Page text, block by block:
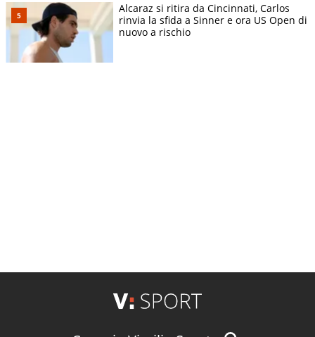
Alcaraz si ritira da Cincinnati, Carlos
rinvia la sfida a Sinner e ora US Open di
nuovo a rischio